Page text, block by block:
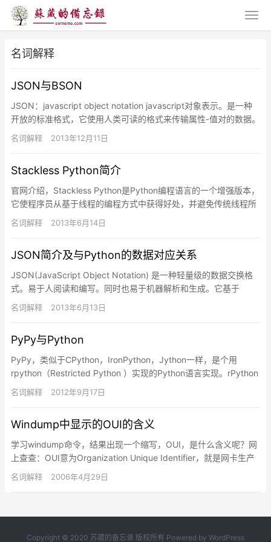
名词解释
JSON与BSON
JSON：javascript object notation javascript对象表示。是一种
开放的标准格式，它使用人类可读的格式来传输属性-值对的数据。
它主要用于在服务器和…
名词解释 2013年12月11日
Stackless Python简介
官网介绍，Stackless Python是Python编程语言的一个增强版本，
它使程序员从基于线程的编程方式中获得好处，并避免传统线程所
带来的性能与复杂度问题。Stackless…
名词解释 2013年6月14日
JSON简介及与Python的数据对应关系
JSON(JavaScript Object Notation) 是一种轻量级的数据交换格
式。易于人阅读和编写。同时也易于机器解析和生成。它基于
JavaScript Program…
名词解释 2013年6月13日
PyPy与Python
PyPy，类似于CPython，IronPython，Jython一样，是个用
rpython（Restricted Python ）实现的Python语言实现。rPython
是Py…
名词解释 2012年9月17日
Windump中显示的OUI的含义
学习windump命令，结果出现一个缩写，OUI，是什么含义呢？网
上查查：OUI意为Organization Unique Identifier，就是网卡生产
厂商的标识。在任何一块…
名词解释 2006年4月29日
Copyright © 2020 苏葳的备忘录 版权所有 Powered by WordPress